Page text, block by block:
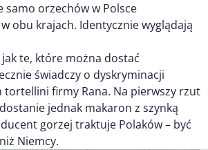
samo orzechów w Polsce
obu krajach. Identycznie wyglądają
te, które można dostać
świadczy o dyskryminacji
tortellini firmy Rana. Na pierwszy rzut
jednak makaron z szynką
gorzej traktuje Polaków – być
Niemcy.